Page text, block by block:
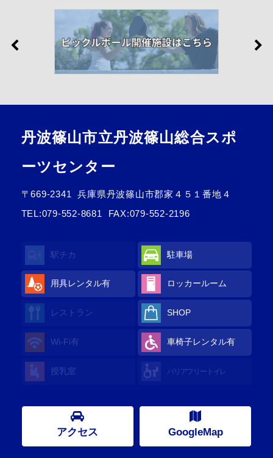
丹波篠山市立丹波篠山総合スポ
ーツセンター
〒669-2341
兵庫県丹波篠山市郡家４５１番地４
TEL:079-552-8681 FAX:079-552-2196
駅チカ 駐車場
用具レンタル有 ロッカールーム
レストラン SHOP
Wi-Fi有 車椅子レンタル有
授乳室 バリアフリートイレ
アクセス GoogleMap